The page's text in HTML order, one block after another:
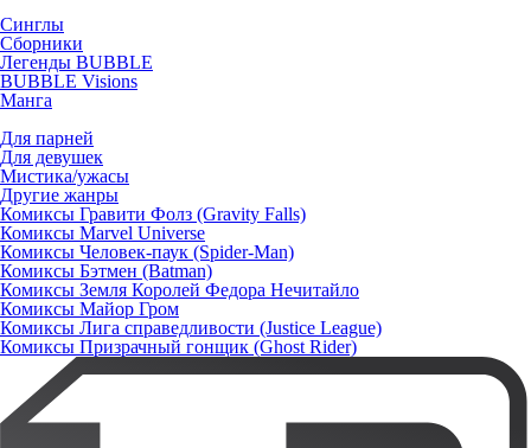
Синглы
Сборники
Легенды BUBBLE
BUBBLE Visions
Манга
Для парней
Для девушек
Мистика/ужасы
Другие жанры
Комиксы Гравити Фолз (Gravity Falls)
Комиксы Marvel Universe
Комиксы Человек-паук (Spider-Man)
Комиксы Бэтмен (Batman)
Комиксы Земля Королей Федора Нечитайло
Комиксы Майор Гром
Комиксы Лига справедливости (Justice League)
Комиксы Призрачный гонщик (Ghost Rider)